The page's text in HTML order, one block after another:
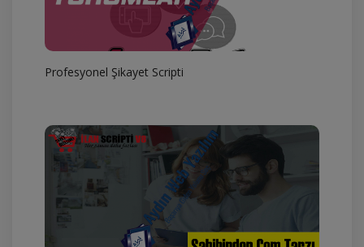
Profesyonel Şikayet Scripti